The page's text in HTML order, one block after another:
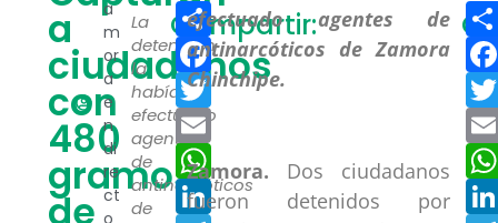
a
ciudadanos
con
480
gramos
de
a
m
or
a
e
n
di
re
ct
o
La
detención
la
habían
efectuado
agentes
de
antinarcóticos
de
Compartir:
Compartir
Facebook
Twitter
Email
WhatsApp
LinkedIn
Zamora. Dos ciudadanos
fueron detenidos por